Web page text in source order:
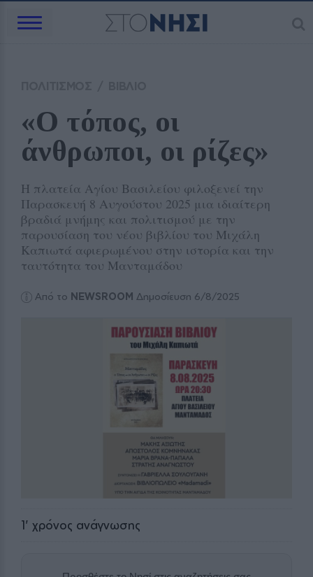
«Ο τόπος, οι
άνθρωποι, οι ρίζες»
Η πλατεία Αγίου Βασιλείου φιλοξενεί την
Παρασκευή 8 Αυγούστου 2025 μια ιδιαίτερη
βραδιά μνήμης και πολιτισμού με την
παρουσίαση του νέου βιβλίου του Μιχάλη
Καπιωτά αφιερωμένου στην ιστορία και την
ταυτότητα του Μανταμάδου
Από το NEWSROOM Δημοσίευση 6/8/2025
1' χρόνος ανάγνωσης